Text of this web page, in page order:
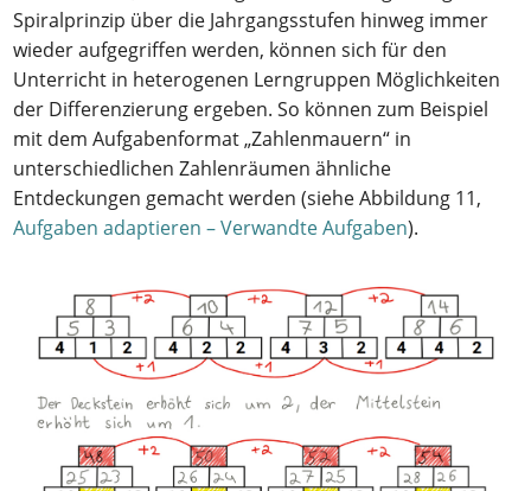
Spiralprinzip über die Jahrgangsstufen hinweg immer
wieder aufgegriffen werden, können sich für den
Unterricht in heterogenen Lerngruppen Möglichkeiten
der Differenzierung ergeben. So können zum Beispiel
mit dem Aufgabenformat „Zahlenmauern“ in
unterschiedlichen Zahlenräumen ähnliche
Entdeckungen gemacht werden (siehe Abbildung 11,
Aufgaben adaptieren – Verwandte Aufgaben).